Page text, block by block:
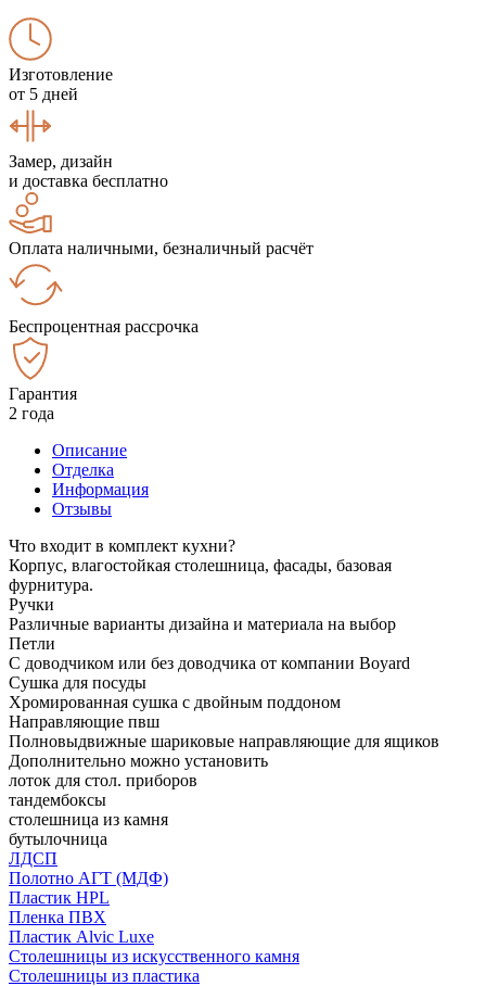
Изготовление
от 5 дней
Замер, дизайн
и доставка бесплатно
Оплата наличными, безналичный расчёт
Беспроцентная рассрочка
Гарантия
2 года
Описание
Отделка
Информация
Отзывы
Что входит в комплект кухни?
Корпус, влагостойкая столешница, фасады, базовая
фурнитура.
Ручки
Различные варианты дизайна и материала на выбор
Петли
С доводчиком или без доводчика от компании Boyard
Сушка для посуды
Хромированная сушка с двойным поддоном
Направляющие пвш
Полновыдвижные шариковые направляющие для ящиков
Дополнительно можно установить
лоток для стол. приборов
тандембоксы
столешница из камня
бутылочница
ЛДСП
Полотно АГТ (МДФ)
Пластик HPL
Пленка ПВХ
Пластик Alvic Luxe
Столешницы из искусственного камня
Столешницы из пластика